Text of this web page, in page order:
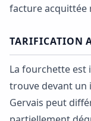
facture acquittée
TARIFICATION
La fourchette est
trouve devant un
Gervais peut